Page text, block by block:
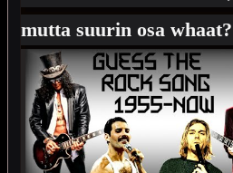
mutta suurin osa whaat?